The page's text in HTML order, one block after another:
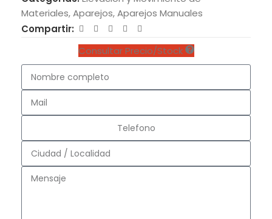
Materiales,Aparejos,Aparejos Manuales
Compartir:
Consultar Precio/Stock